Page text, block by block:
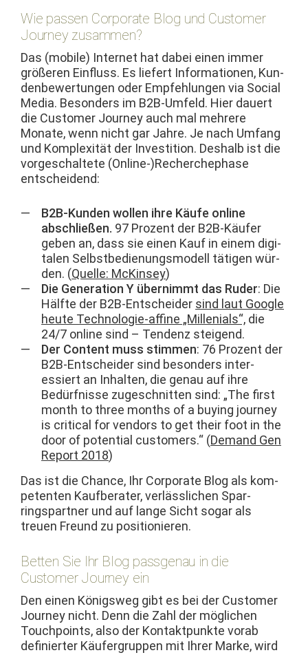
Wie passen Corporate Blog und Customer
Journey zusammen?
Das (mobile) Inter­net hat dabei einen immer
größeren Ein­fluss. Es liefert Infor­ma­tio­nen, Kun­
den­be­w­er­tun­gen oder Empfehlun­gen via Social
Media. Beson­ders im B2B-Umfeld. Hier dauert
die Cus­tomer Jour­ney auch mal mehrere
Monate, wenn nicht gar Jahre. Je nach Umfang
und Kom­plex­ität der Investi­tion. Deshalb ist die
vorgeschal­tete (Online-)Recherchephase
entscheidend:
B2B-Kun­den wollen ihre Käufe online
abschließen. 97 Prozent der B2B-Käufer
geben an, dass sie einen Kauf in einem dig­i­
tal­en Selb­st­be­di­enungsmod­ell täti­gen wür­
den. (Quelle: McK­in­sey)
Die Gen­er­a­tion Y übern­immt das Rud­er: Die
Hälfte der B2B-Entschei­der sind laut Google
heute Tech­nolo­gie-affine „Mil­lenials“, die
24/7 online sind – Ten­denz steigend.
Der Con­tent muss stim­men: 76 Prozent der
B2B-Entschei­der sind beson­ders inter­
essiert an Inhal­ten, die genau auf ihre
Bedürfnisse zugeschnit­ten sind: „The first
month to three months of a buy­ing jour­ney
is crit­i­cal for ven­dors to get their foot in the
door of poten­tial cus­tomers.“ (Demand Gen
Report 2018)
Das ist die Chance, Ihr Cor­po­rate Blog als kom­
pe­ten­ten Kauf­ber­ater, ver­lässlichen Spar­
ringspart­ner und auf lange Sicht sog­ar als
treuen Fre­und zu positionieren.
Betten Sie Ihr Blog passgenau in die
Customer Journey ein
Den einen Königsweg gibt es bei der Cus­tomer
Jour­ney nicht. Denn die Zahl der möglichen
Touch­points, also der Kon­tak­t­punk­te vor­ab
definiert­er Käufer­grup­pen mit Ihrer Marke, wird